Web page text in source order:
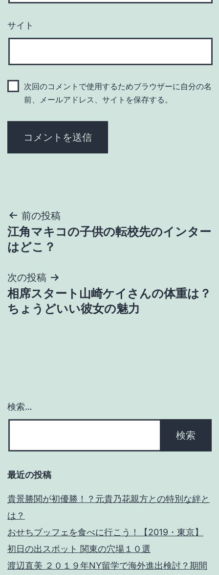
サイト
次回のコメントで使用するためブラウザーに自分の名
前、メールアドレス、サイトを保存する。
投
稿
ビ
ゲ
ン
前の投稿
江角マキコの子供の転校先のインター
はどこ？
次の投稿
相席スタート山崎ケイさんの体重は？
ちょうどいい彼女の魅力
検索…
最近の投稿
貴景勝関が初優勝！？元貴乃花親方との特別な絆と
は？
おせちブッフェを食べに行こう！【2019・東京】
初日の出スポット 関東の穴場１０選
渡辺直美 ２０１９年NY留学で海外進出検討？期間